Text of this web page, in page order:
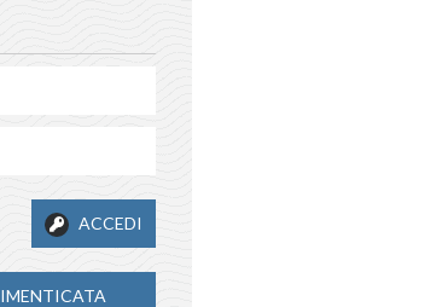
ACCEDI